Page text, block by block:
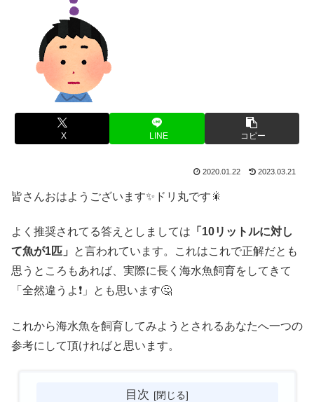
X LINE コピー
2020.01.22 2023.03.21
皆さんおはようございます✨ドリ丸です🎇
よく推奨されてる答えとしましては 「10リットルに対し
て魚が1匹」
と言われています。これはこれで正解だとも
思うところもあれば、実際に長く海水魚飼育をしてきて
「全然違うよ❗」とも思います🤔
これから海水魚を飼育してみようとされるあなたへ一つの
参考にして頂ければと思います。
目次